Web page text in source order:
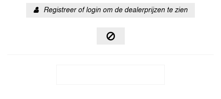
Registreer of login om de dealerprijzen te zien